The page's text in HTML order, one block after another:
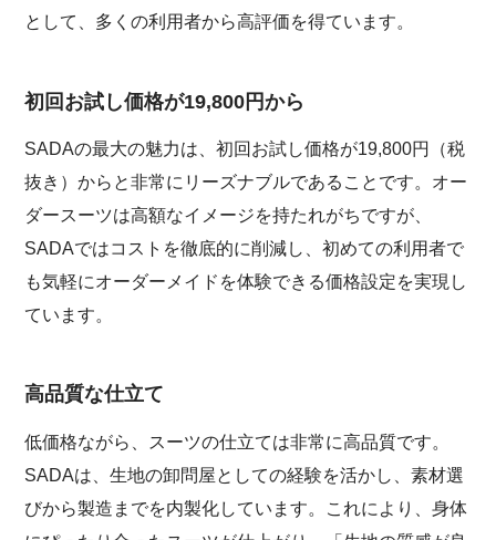
として、多くの利用者から高評価を得ています。
初回お試し価格が19,800円から
SADAの最大の魅力は、初回お試し価格が19,800円（税
抜き）からと非常にリーズナブルであることです。オー
ダースーツは高額なイメージを持たれがちですが、
SADAではコストを徹底的に削減し、初めての利用者で
も気軽にオーダーメイドを体験できる価格設定を実現し
ています。
高品質な仕立て
低価格ながら、スーツの仕立ては非常に高品質です。
SADAは、生地の卸問屋としての経験を活かし、素材選
びから製造までを内製化しています。これにより、身体